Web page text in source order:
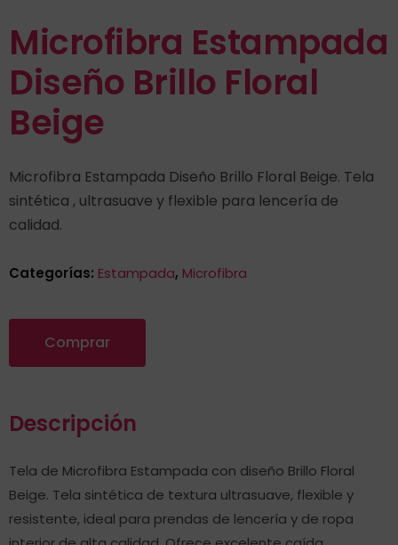
Microfibra Estampada
Diseño Brillo Floral
Beige
Microfibra Estampada Diseño Brillo Floral Beige. Tela
sintética , ultrasuave y flexible para lencería de
calidad.
Categorías: Estampada, Microfibra
Comprar
Descripción
Tela de Microfibra Estampada con diseño Brillo Floral
Beige. Tela sintética de textura ultrasuave, flexible y
resistente, ideal para prendas de lencería y de ropa